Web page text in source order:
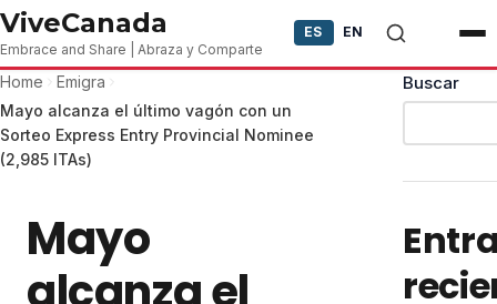
Skip to content
ViveCanada
Embrace and Share | Abraza y Comparte
ES EN
Home
Emigra
Mayo alcanza el último vagón con un
Sorteo Express Entry Provincial Nominee
(2,985 ITAs)
Mayo
Buscar